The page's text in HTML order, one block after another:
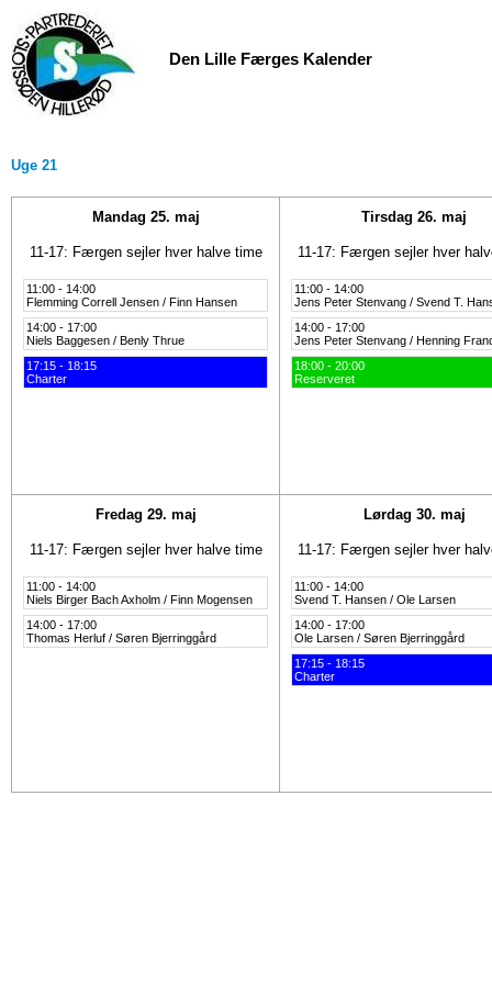
Den Lille Færges Kalender
Uge 21
Mandag 25. maj
11-17: Færgen sejler hver halve time
11:00 - 14:00
Flemming Correll Jensen / Finn Hansen
14:00 - 17:00
Niels Baggesen / Benly Thrue
17:15 - 18:15
Charter
Tirsdag 26. maj
11-17: Færgen sejler hver
11:00 - 14:00
Jens Peter Stenvang / Svend T.
14:00 - 17:00
Jens Peter Stenvang / Henning
18:00 - 20:00
Reserveret
Fredag 29. maj
11-17: Færgen sejler hver halve time
11:00 - 14:00
Niels Birger Bach Axholm / Finn Mogensen
14:00 - 17:00
Thomas Herluf / Søren Bjerringgård
Lørdag 30. maj
11-17: Færgen sejler hver
11:00 - 14:00
Svend T. Hansen / Ole Larsen
14:00 - 17:00
Ole Larsen / Søren Bjerringgård
17:15 - 18:15
Charter